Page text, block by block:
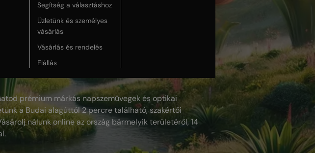
Segítség a választáshoz
Üzletünk és személyes
vásárlás
Vásárlás és rendelés
Elállás
prémium márkás napszemüvegek és optikai
a Budai alagúttól 2 percre található, szakértői
nálunk online az ország bármelyik területéről, 14